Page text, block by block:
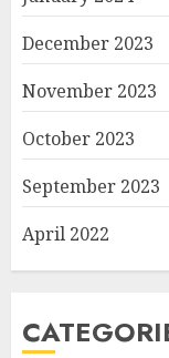
December 2023
November 2023
October 2023
September 2023
April 2022